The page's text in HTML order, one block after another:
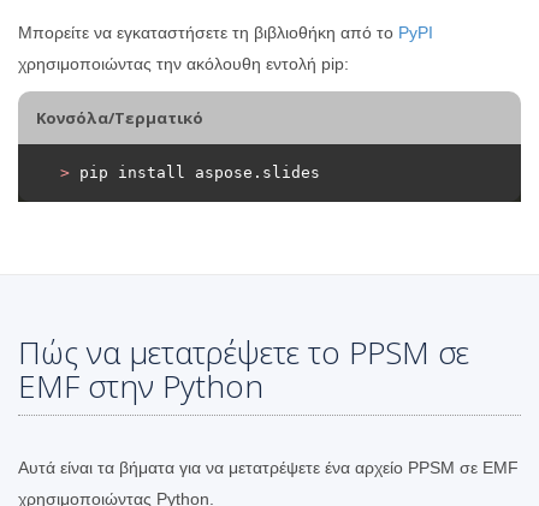
Μπορείτε να εγκαταστήσετε τη βιβλιοθήκη από το PyPI
χρησιμοποιώντας την ακόλουθη εντολή pip:
Κονσόλα/Τερματικό
> pip install aspose.slides
Πώς να μετατρέψετε το PPSM σε
EMF στην Python
Αυτά είναι τα βήματα για να μετατρέψετε ένα αρχείο PPSM σε EMF
χρησιμοποιώντας Python.